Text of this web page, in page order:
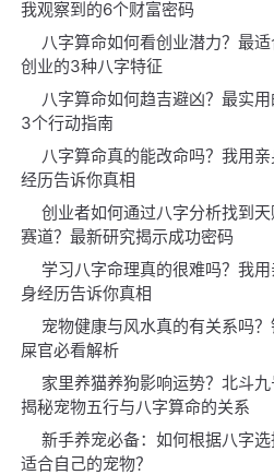
我观察到的6个财富密码
八字算命如何看创业潜力？最
创业的3种八字特征
八字算命如何趋吉避凶？最实用
3个行动指南
八字算命真的能改命吗？我用亲
经历告诉你真相
创业者如何通过八字分析找到
赛道？最新研究揭示成功密码
学习八字命理真的很难吗？我用
身经历告诉你真相
宠物健康与风水真的有关系吗
屎官必看解析
家里养猫养狗影响运势？北斗九
揭秘宠物五行与八字算命的关系
新手养宠必备：如何根据八字
适合自己的宠物？